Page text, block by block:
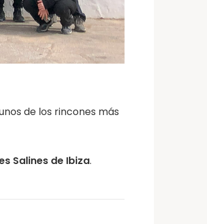
de los rincones más
Salines de Ibiza.